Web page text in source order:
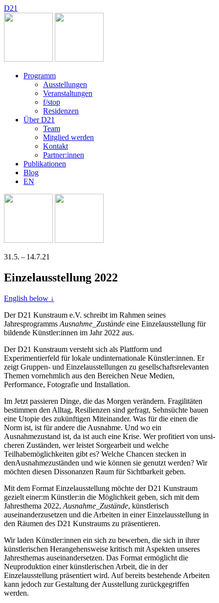
D21
Programm
Ausstellungen
Veranstaltungen
f/stop
Residenzen
Über D21
Team
Mitglied werden
Kontakt
Partner:innen
Publikationen
Blog
EN
31.5. – 14.7.21
Einzelausstellung 2022
English below ↓
Der D21 Kunstraum e.V. schreibt im Rahmen sei­nes
Jahresprogramms Ausnahme_Zustände eine Einzelausstellung für
bil­den­de Künstler:innen im Jahr 2022 aus.
Der D21 Kunstraum ver­steht sich als Plattform und
Experimentierfeld für loka­le und­in­ter­na­tio­na­le Künstler:innen. Er
zeigt Gruppen- und Einzelausstellungen zu gesell­schafts­re­le­van­ten
Themen vor­nehm­lich aus den Bereichen Neue Medien,
Performance, Fotografie und Installation.
Im Jetzt pas­sie­ren Dinge, die das Morgen ver­än­dern. Fragilitäten
bestim­men den Alltag, Resilienzen sind gefragt, Sehnsüchte bau­en
eine Utopie des zukünf­ti­gen Miteinander. Was für die einen die
Norm ist, ist für ande­re die Ausnahme. Und wo ein
Ausnahmezustand ist, da ist auch eine Krise. Wer pro­fi­tiert von unsi­
che­ren Zuständen, wer leis­tet Sorgearbeit und wel­che
Teilhabemöglichkeiten gibt es? Welche Chancen ste­cken in
denAusnahmezuständen und wie kön­nen sie genutzt wer­den? Wir
möch­ten die­sen Dissonanzen Raum für Sichtbarkeit geben.
Mit dem Format Einzelausstellung möch­te der D21 Kunstraum
gezielt einer:m Künstler:in die Möglichkeit geben, sich mit dem
Jahresthema 2022, Ausnahme_Zustände, künst­le­risch
aus­ein­an­der­zu­set­zen und die Arbeiten in einer Einzelausstellung in
den Räumen des D21 Kunstraums zu präsentieren.
Wir laden Künstler:innen ein sich zu bewer­ben, die sich in ihrer
künst­le­ri­schen Herangehensweise kri­tisch mit Aspekten unse­res
Jahresthemas aus­ein­an­der­set­zen. Das Format ermög­licht die
Neuproduktion einer künst­le­ri­schen Arbeit, die in der
Einzelausstellung prä­sen­tiert wird. Auf bereits bestehen­de Arbeiten
kann jedoch zur Gestaltung der Ausstellung zurück­ge­grif­fen
werden.